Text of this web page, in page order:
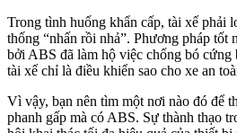
Trong tình huống khẩn cấp, tài xế phải
thống “nhấn rồi nhả”. Phương pháp tốt
bởi ABS đã làm hộ việc chống bó cứng
tài xế chỉ là điều khiển sao cho xe an
Vì vậy, bạn nên tìm một nơi nào đó để
phanh gấp mà có ABS. Sự thành thạo